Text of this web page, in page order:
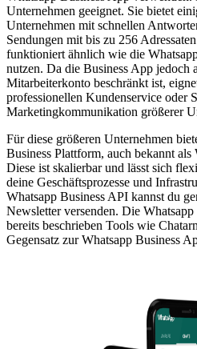
Unternehmen geeignet. Sie bietet
Unternehmen mit schnellen
Sendungen mit bis zu 256
funktioniert ähnlich wie die
nutzen. Da die Business App jedoch
Mitarbeiterkonto beschränkt ist,
professionellen Kundenservice oder
Marketingkommunikation größerer
Für diese größeren Unternehmen
Business Plattform, auch bekannt als
Diese ist skalierbar und lässt sich
deine Geschäftsprozesse und
Whatsapp Business API kannst du
Newsletter versenden. Die
bereits beschrieben Tools wie
Gegensatz zur Whatsapp Business